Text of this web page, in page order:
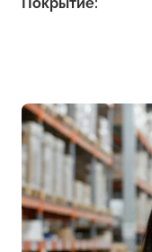
а так же без
Минимальное